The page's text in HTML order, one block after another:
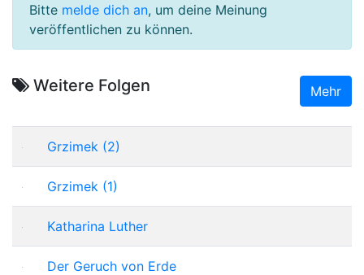
Bitte melde dich an, um deine Meinung
veröffentlichen zu können.
Weitere Folgen Mehr
Grzimek (2)
Grzimek (1)
Katharina Luther
Der Geruch von Erde